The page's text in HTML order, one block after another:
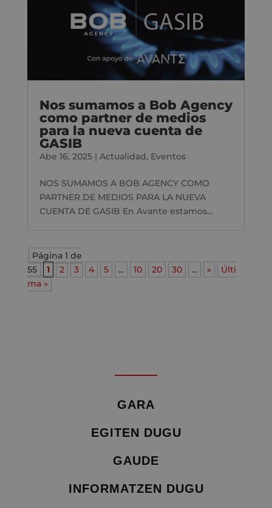
Nos sumamos a Bob Agency
como partner de medios
para la nueva cuenta de
GASIB
Abe 16, 2025| Actualidad, Eventos
NOS SUMAMOS A BOB AGENCY COMO
PARTNER DE MEDIOS PARA LA NUEVA
CUENTA DE GASIB En Avante estamos...
Página 1 de
55
1 2 3 4 5 ... 10 20 30 ... »
Últi
ma »
GARA
EGITEN DUGU
GAUDE
INFORMATZEN DUGU